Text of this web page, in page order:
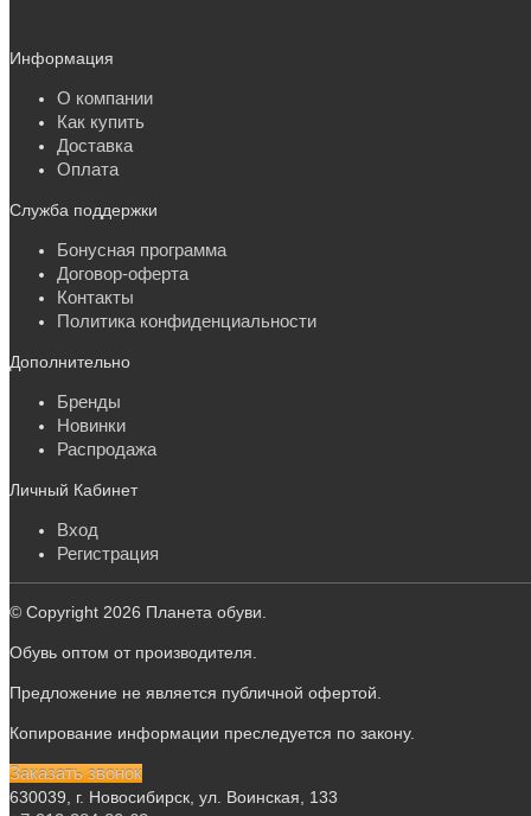
Информация
О компании
Как купить
Доставка
Оплата
Служба поддержки
Бонусная программа
Договор-оферта
Контакты
Политика конфиденциальности
Дополнительно
Бренды
Новинки
Распродажа
Личный Кабинет
Вход
Регистрация
© Copyright 2026 Планета обуви.
Обувь оптом от производителя.
Предложение не является публичной офертой.
Копирование информации преследуется по закону.
Заказать звонок
630039, г. Новосибирск, ул. Воинская, 133